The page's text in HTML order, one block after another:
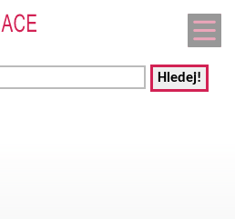
Hledej!